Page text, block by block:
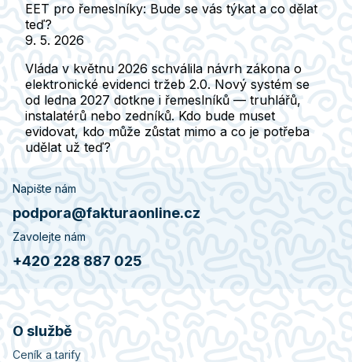
EET pro řemeslníky: Bude se vás týkat a co dělat
teď?
9. 5. 2026
Vláda v květnu 2026 schválila návrh zákona o
elektronické evidenci tržeb 2.0. Nový systém se
od ledna 2027 dotkne i řemeslníků — truhlářů,
instalatérů nebo zedníků. Kdo bude muset
evidovat, kdo může zůstat mimo a co je potřeba
udělat už teď?
Napište nám
podpora@fakturaonline.cz
Zavolejte nám
+420 228 887 025
O službě
Ceník a tarify